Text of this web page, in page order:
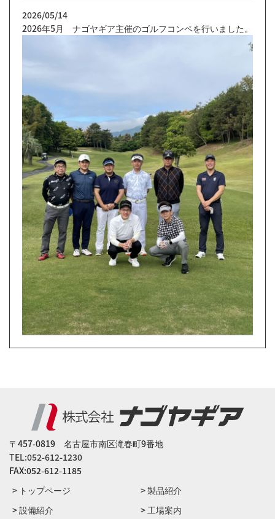
2026/05/14
2026年5月 ナゴヤギア主催のゴルフコンペを行いました。
〒457-0819 名古屋市南区滝春町9番地
TEL:052-612-1230
FAX:052-612-1185
> トップページ
> 製品紹介
> 設備紹介
> ⼯場案内